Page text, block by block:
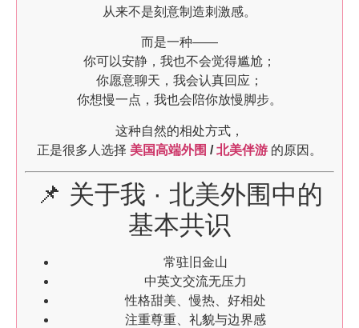
从来不是刻意制造刺激感。
而是一种——
你可以安静，我也不会觉得尴尬；
你愿意聊天，我会认真回应；
你想慢一点，我也会陪你放慢脚步。
这种自然的相处方式，
正是很多人选择 美国高端外围 /北美伴游 的原因。
📌 关于我 · 北美外围中的
基本共识
常驻旧金山
中英文交流无压力
性格甜美、慢热、好相处
注重尊重、礼貌与边界感